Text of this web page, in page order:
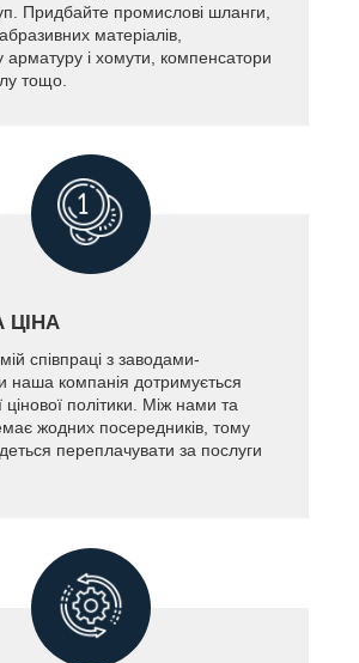
Придбайте промислові шланги,
матеріалів,
арматуру і хомути, компенсатори
тощо.
ЦІНА
співпраці з заводами-
наша компанія дотримується
політики. Між нами та
жодних посередників, тому
переплачувати за послуги